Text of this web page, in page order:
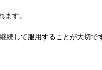
す。
続して服用することが大切で